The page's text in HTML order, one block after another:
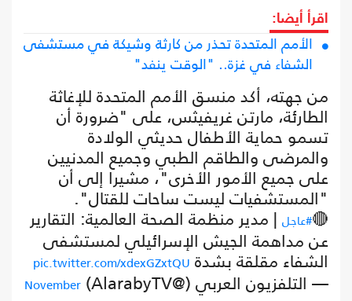
اقرأ أيضا:
الأمم المتحدة تحذر من كارثة وشيكة في مستشفى
الشفاء في غزة.. "الوقت ينفد"
من جهته، أكد منسق الأمم المتحدة للإغاثة
الطارئة، مارتن غريفيثس، على "ضرورة أن
تسمو حماية الأطفال حديثي الولادة
والمرضى والطاقم الطبي وجميع المدنيين
على جميع الأمور الأخرى"، مشيرا إلى أن
"المستشفيات ليست ساحات للقتال".
🔴#عاجل | مدير منظمة الصحة العالمية: التقارير
عن مداهمة الجيش الإسرائيلي لمستشفى
الشفاء مقلقة بشدة pic.twitter.com/xdexGZxtQU
— التلفزيون العربي (@AlarabyTV)
November